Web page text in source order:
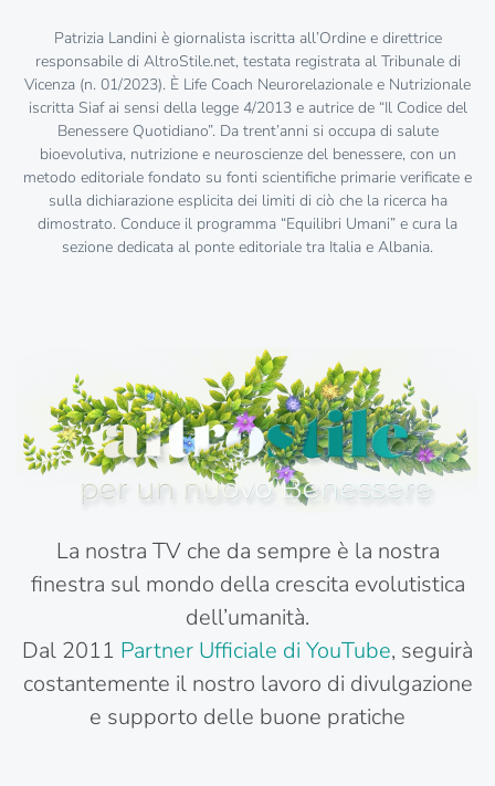
Patrizia Landini è giornalista iscritta all’Ordine e direttrice
responsabile di AltroStile.net, testata registrata al Tribunale di
Vicenza (n. 01/2023). È Life Coach Neurorelazionale e Nutrizionale
iscritta Siaf ai sensi della legge 4/2013 e autrice de “Il Codice del
Benessere Quotidiano”. Da trent’anni si occupa di salute
bioevolutiva, nutrizione e neuroscienze del benessere, con un
metodo editoriale fondato su fonti scientifiche primarie verificate e
sulla dichiarazione esplicita dei limiti di ciò che la ricerca ha
dimostrato. Conduce il programma “Equilibri Umani” e cura la
sezione dedicata al ponte editoriale tra Italia e Albania.
La nostra TV che da sempre è la nostra
finestra sul mondo della crescita evolutistica
dell’umanità.
Dal 2011 Partner Ufficiale di YouTube, seguirà
costantemente il nostro lavoro di divulgazione
e supporto delle buone pratiche